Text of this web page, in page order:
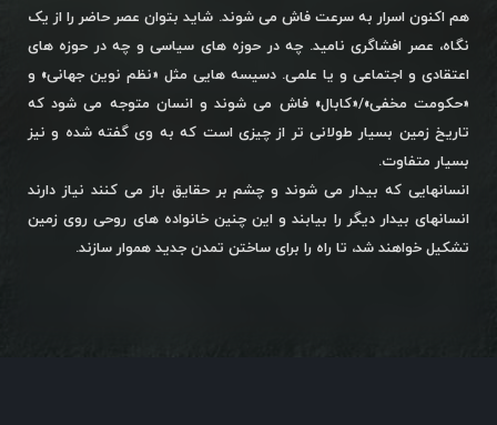
هم اکنون اسرار به سرعت فاش می شوند. شاید بتوان عصر حاضر را از یک
نگاه، عصر افشاگری نامید. چه در حوزه های سیاسی و چه در حوزه های
اعتقادی و اجتماعی و یا علمی. دسیسه هایی مثل «نظم نوین جهانی» و
«حکومت مخفی»/«کابال» فاش می شوند و انسان متوجه می شود که
تاریخ زمین بسیار طولانی تر از چیزی است که به وی گفته شده و نیز
بسیار متفاوت.
انسانهایی که بیدار می شوند و چشم بر حقایق باز می کنند نیاز دارند
انسانهای بیدار دیگر را بیابند و این چنین خانواده های روحی روی زمین
تشکیل خواهند شد، تا راه را برای ساختن تمدن جدید هموار سازند.